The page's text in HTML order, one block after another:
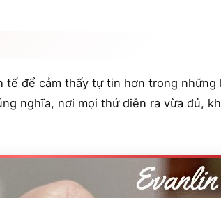
để cảm thấy tự tin hơn trong những
nghĩa, nơi mọi thứ diễn ra vừa đủ,